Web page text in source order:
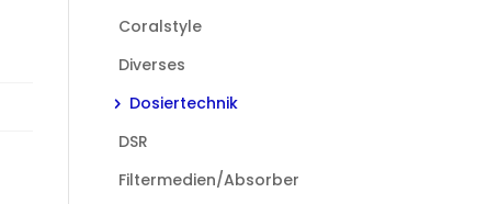
Coralstyle
Diverses
Dosiertechnik
DSR
Filtermedien/Absorber